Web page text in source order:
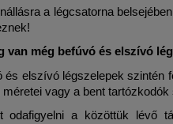
a légcsatorna
van még befúvó és elszívó
és elszívó légszelepek szintén
méretei vagy a bent
odafigyelni a közöttük lévő